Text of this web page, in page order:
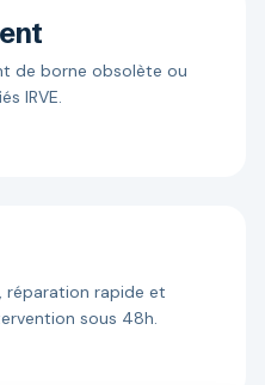
de borne obsolète ou
IRVE.
réparation rapide et
sous 48h.